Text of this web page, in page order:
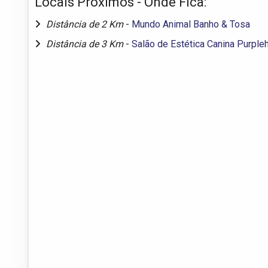
Distância de 2 Km - Mundo Animal Banho & Tosa
Distância de 3 Km - Salão de Estética Canina